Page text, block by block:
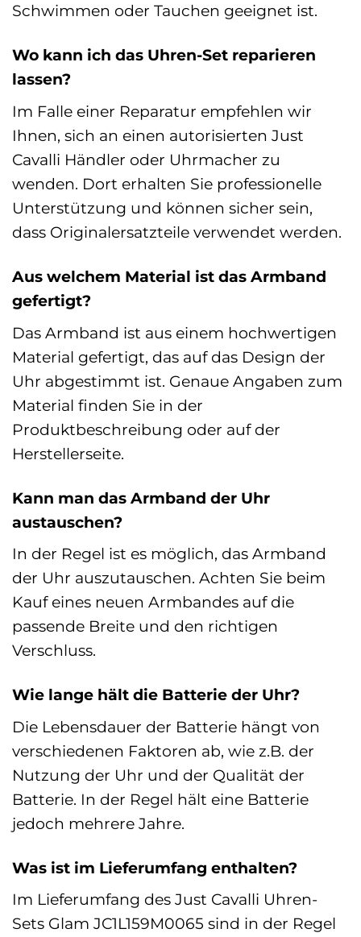
Schwimmen oder Tauchen geeignet ist.
Wo kann ich das Uhren-Set reparieren
lassen?
Im Falle einer Reparatur empfehlen wir
Ihnen, sich an einen autorisierten Just
Cavalli Händler oder Uhrmacher zu
wenden. Dort erhalten Sie professionelle
Unterstützung und können sicher sein,
dass Originalersatzteile verwendet werden.
Aus welchem Material ist das Armband
gefertigt?
Das Armband ist aus einem hochwertigen
Material gefertigt, das auf das Design der
Uhr abgestimmt ist. Genaue Angaben zum
Material finden Sie in der
Produktbeschreibung oder auf der
Herstellerseite.
Kann man das Armband der Uhr
austauschen?
In der Regel ist es möglich, das Armband
der Uhr auszutauschen. Achten Sie beim
Kauf eines neuen Armbandes auf die
passende Breite und den richtigen
Verschluss.
Wie lange hält die Batterie der Uhr?
Die Lebensdauer der Batterie hängt von
verschiedenen Faktoren ab, wie z.B. der
Nutzung der Uhr und der Qualität der
Batterie. In der Regel hält eine Batterie
jedoch mehrere Jahre.
Was ist im Lieferumfang enthalten?
Im Lieferumfang des Just Cavalli Uhren-
Sets Glam JC1L159M0065 sind in der Regel